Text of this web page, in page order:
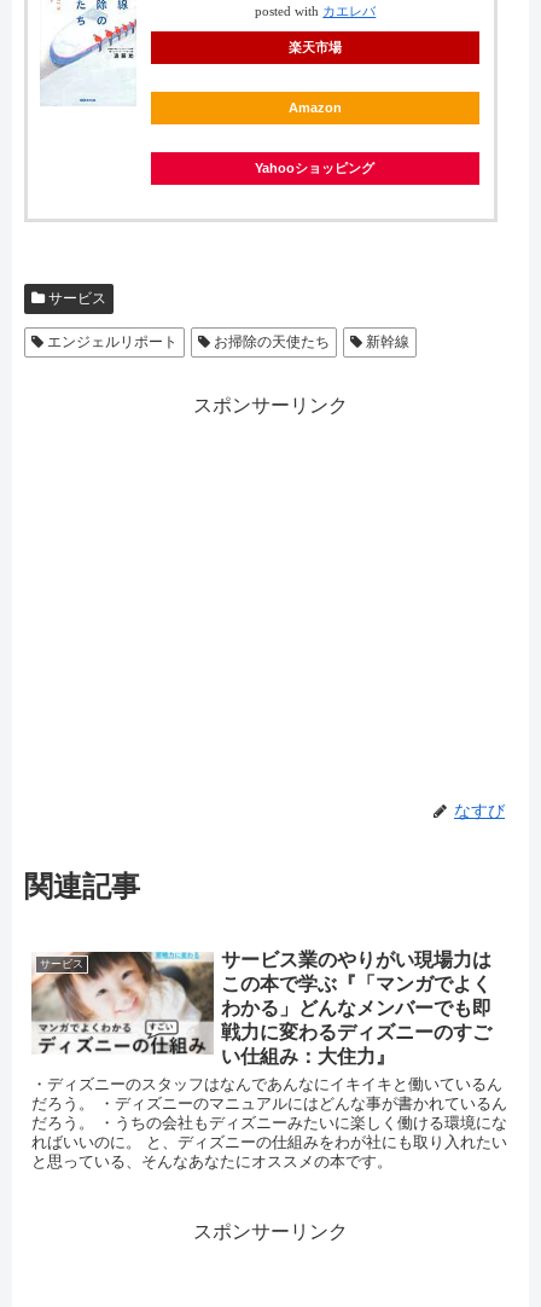
posted with カエレバ
楽天市場
Amazon
Yahooショッピング
サービス
エンジェルリポート お掃除の天使たち 新幹線
スポンサーリンク
なすび
関連記事
サービス
サービス業のやりがい現場力は
この本で学ぶ『「マンガでよく
わかる」どんなメンバーでも即
戦力に変わるディズニーのすご
い仕組み：大住力』
・ディズニーのスタッフはなんであんなにイキイキと働いているん
だろう。 ・ディズニーのマニュアルにはどんな事が書かれているん
だろう。 ・うちの会社もディズニーみたいに楽しく働ける環境にな
ればいいのに。 と、ディズニーの仕組みをわが社にも取り入れたい
と思っている、そんなあなたにオススメの本です。
スポンサーリンク